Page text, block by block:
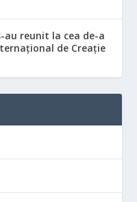
reunit la cea de-a
de Creație